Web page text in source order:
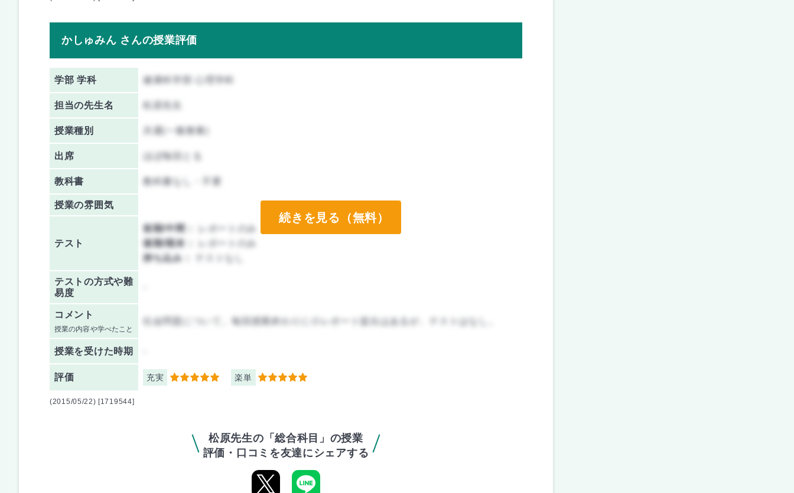
かしゅみん さんの授業評価
学部 学科 健康科学部 心理学科
担当の先生名
授業種別 共通(一般教養)
出席 ほぼ毎回とる
教科書 教科書なし・不要
授業の雰囲気
テスト
前期/中間：
レポートのみ
後期/期末：
レポートのみ
持ち込み：
テストの方式や難
易度
コメント
授業の内容や学べたこと
社会問題について。毎回授業終わりに小レポート提出はあるが、テストはなし。
授業を受けた時期
評価 充実 5 楽単 5
続きを見る（無料）
(2015/05/22) [1719544]
松原先生の「総合科目」の授業
評価・口コミを友達にシェアする